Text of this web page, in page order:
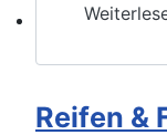
SL und SLC in
Reifen &